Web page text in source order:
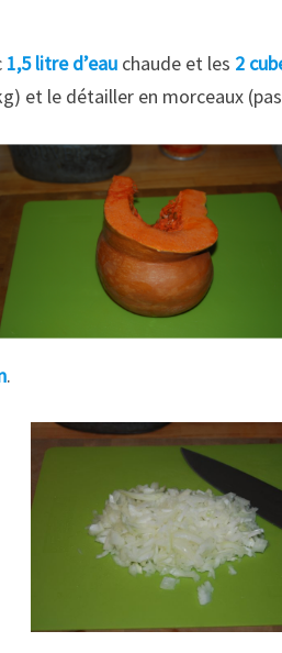
1,5 litre d’eau chaude et les 2
et le détailler en morceaux
.